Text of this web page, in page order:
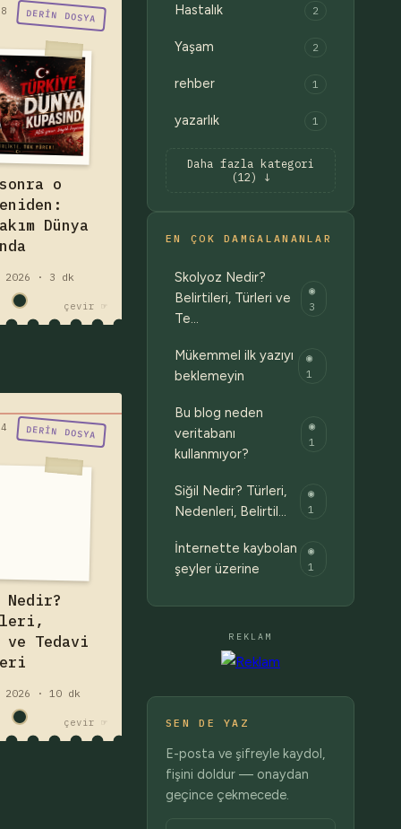
DERIN DOSYA
o
Dünya
2026 · 3 dk
çevir ☞
çekmecede
anı gelince
açılır."
A Milli
2002'deki o
üçüncülükten
24 yıl sonra
Dünya Kupası
Bir neslin
beklediği, bir
ilk kez
bir dönüş
üzerine.
kupası
— yazıyı oku
DERIN DOSYA
Nedir?
Tedavi
2026 · 10 dk
çevir ☞
bu skolyoz ?"
nedir, neden
belirtileri
detaylıca
öğrenin.
hastalık
— yazıyı oku
Hastalık 2
Yaşam 2
rehber 1
yazarlık 1
Daha fazla kategori
(12) ↓
EN ÇOK DAMGALANANLAR
Skolyoz Nedir?
Belirtileri, Türleri ve
Te…
◉
3
Mükemmel ilk yazıyı
beklemeyin
◉
1
Bu blog neden
veritabanı
kullanmıyor?
◉
1
Siğil Nedir? Türleri,
Nedenleri, Belirtil…
◉
1
İnternette kaybolan
şeyler üzerine
◉
1
REKLAM
SEN DE YAZ
E-posta ve şifreyle kaydol,
fişini doldur — onaydan
geçince çekmecede.